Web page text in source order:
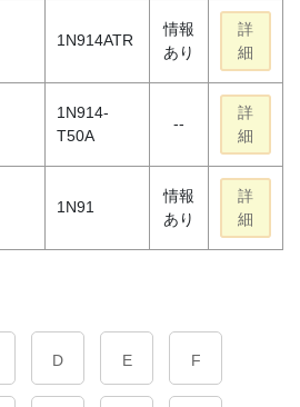
1N914ATR
情報
あり
詳
細
1N914-
T50A
--
詳
細
1N91
情報
あり
詳
細
D E F